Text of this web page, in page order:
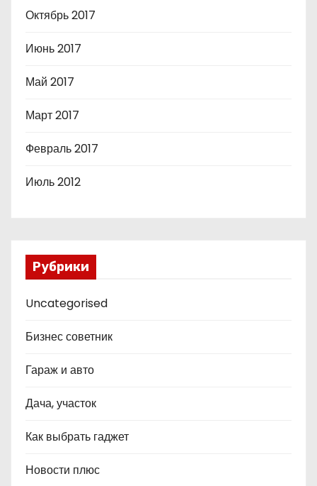
Октябрь 2017
Июнь 2017
Май 2017
Март 2017
Февраль 2017
Июль 2012
Рубрики
Uncategorised
Бизнес советник
Гараж и авто
Дача, участок
Как выбрать гаджет
Новости плюс